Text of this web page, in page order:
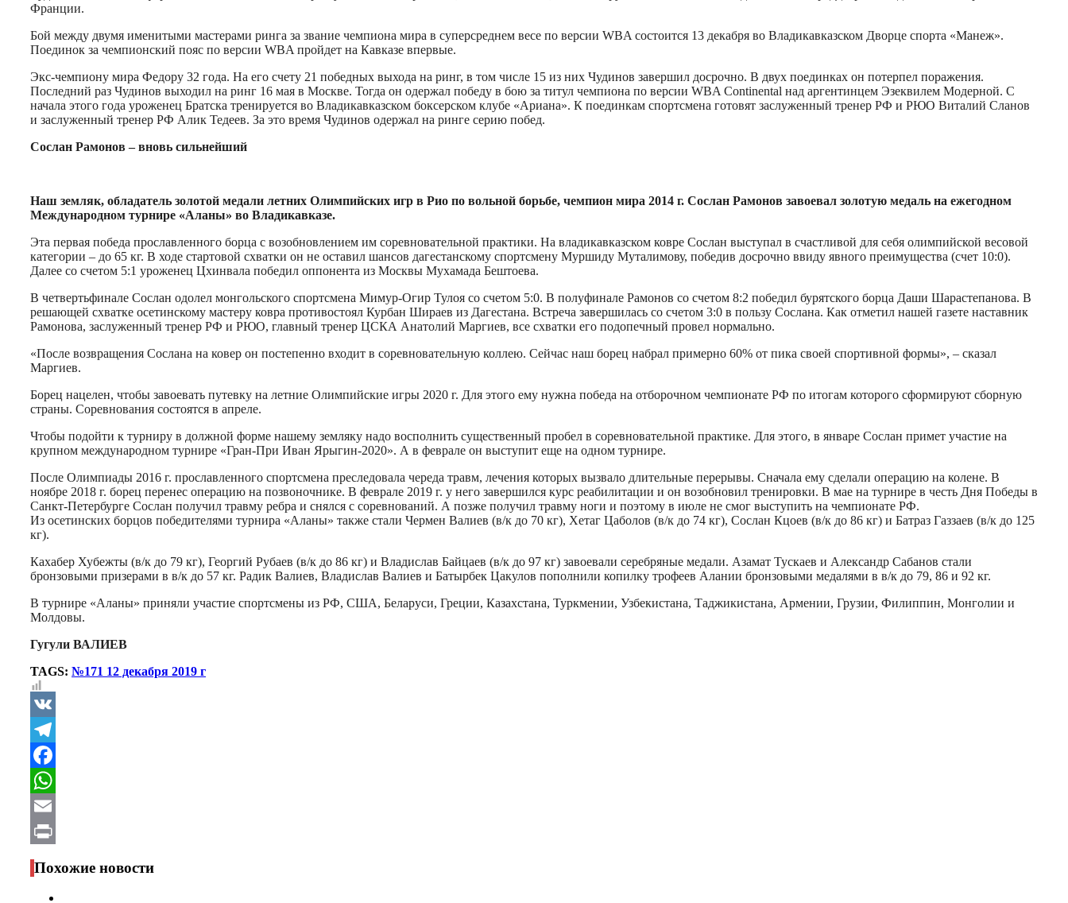
Франции.
Бой между двумя именитыми мастерами ринга за звание чемпиона мира в суперсреднем весе по версии WBA состоится 13 декабря во Владикавказском Дворце спорта «Манеж».
Поединок за чемпионский пояс по версии WBA пройдет на Кавказе впервые.
Экс-чемпиону мира Федору 32 года. На его счету 21 победных выхода на ринг, в том числе 15 из них Чудинов завершил досрочно. В двух поединках он потерпел поражения.
Последний раз Чудинов выходил на ринг 16 мая в Москве. Тогда он одержал победу в бою за титул чемпиона по версии WBA Continental над аргентинцем Эзеквилем Модерной. С
начала этого года уроженец Братска тренируется во Владикавказском боксерском клубе «Ариана». К поединкам спортсмена готовят заслуженный тренер РФ и РЮО Виталий Сланов
и заслуженный тренер РФ Алик Тедеев. За это время Чудинов одержал на ринге серию побед.
Сослан Рамонов – вновь сильнейший
Наш земляк, обладатель золотой медали летних Олимпийских игр в Рио по вольной борьбе, чемпион мира 2014 г. Сослан Рамонов завоевал золотую медаль на ежегодном
Международном турнире «Аланы» во Владикавказе.
Эта первая победа прославленного борца с возобновлением им соревновательной практики. На владикавказском ковре Сослан выступал в счастливой для себя олимпийской весовой
категории – до 65 кг. В ходе стартовой схватки он не оставил шансов дагестанскому спортсмену Муршиду Муталимову, победив досрочно ввиду явного преимущества (счет 10:0).
Далее со счетом 5:1 уроженец Цхинвала победил оппонента из Москвы Мухамада Бештоева.
В четвертьфинале Сослан одолел монгольского спортсмена Мимур-Огир Тулоя со счетом 5:0. В полуфинале Рамонов со счетом 8:2 победил бурятского борца Даши Шарастепанова. В
решающей схватке осетинскому мастеру ковра противостоял Курбан Шираев из Дагестана. Встреча завершилась со счетом 3:0 в пользу Сослана. Как отметил нашей газете наставник
Рамонова, заслуженный тренер РФ и РЮО, главный тренер ЦСКА Анатолий Маргиев, все схватки его подопечный провел нормально.
«После возвращения Сослана на ковер он постепенно входит в соревновательную коллею. Сейчас наш борец набрал примерно 60% от пика своей спортивной формы», – сказал
Маргиев.
Борец нацелен, чтобы завоевать путевку на летние Олимпийские игры 2020 г. Для этого ему нужна победа на отборочном чемпионате РФ по итогам которого сформируют сборную
страны. Соревнования состоятся в апреле.
Чтобы подойти к турниру в должной форме нашему земляку надо восполнить существенный пробел в соревновательной практике. Для этого, в январе Сослан примет участие на
крупном международном турнире «Гран-При Иван Ярыгин-2020». А в феврале он выступит еще на одном турнире.
После Олимпиады 2016 г. прославленного спортсмена преследовала череда травм, лечения которых вызвало длительные перерывы. Сначала ему сделали операцию на колене. В
ноябре 2018 г. борец перенес операцию на позвоночнике. В феврале 2019 г. у него завершился курс реабилитации и он возобновил тренировки. В мае на турнире в честь Дня Победы в
Санкт-Петербурге Сослан получил травму ребра и снялся с соревнований. А позже получил травму ноги и поэтому в июле не смог выступить на чемпионате РФ.
Из осетинских борцов победителями турнира «Аланы» также стали Чермен Валиев (в/к до 70 кг), Хетаг Цаболов (в/к до 74 кг), Сослан Кцоев (в/к до 86 кг) и Батраз Газзаев (в/к до 125
кг).
Кахабер Хубежты (в/к до 79 кг), Георгий Рубаев (в/к до 86 кг) и Владислав Байцаев (в/к до 97 кг) завоевали серебряные медали. Азамат Тускаев и Александр Сабанов стали
бронзовыми призерами в в/к до 57 кг. Радик Валиев, Владислав Валиев и Батырбек Цакулов пополнили копилку трофеев Алании бронзовыми медалями в в/к до 79, 86 и 92 кг.
В турнире «Аланы» приняли участие спортсмены из РФ, США, Беларуси, Греции, Казахстана, Туркмении, Узбекистана, Таджикистана, Армении, Грузии, Филиппин, Монголии и
Молдовы.
Гугули ВАЛИЕВ
TAGS: №171 12 декабря 2019 г
VK
Telegram
Facebook
WhatsApp
Email
Print
Похожие новости